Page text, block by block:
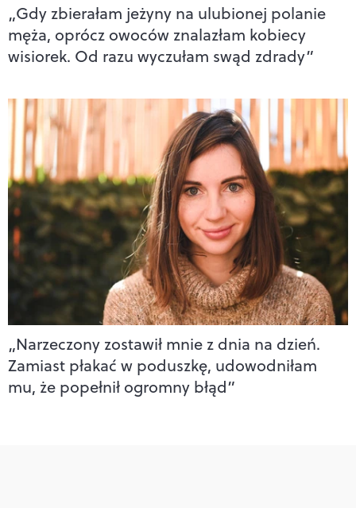
„Gdy zbierałam jeżyny na ulubionej polanie
męża, oprócz owoców znalazłam kobiecy
wisiorek. Od razu wyczułam swąd zdrady”
„Narzeczony zostawił mnie z dnia na dzień.
Zamiast płakać w poduszkę, udowodniłam
mu, że popełnił ogromny błąd”